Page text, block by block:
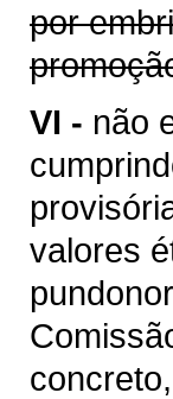
por
VI - não
valores